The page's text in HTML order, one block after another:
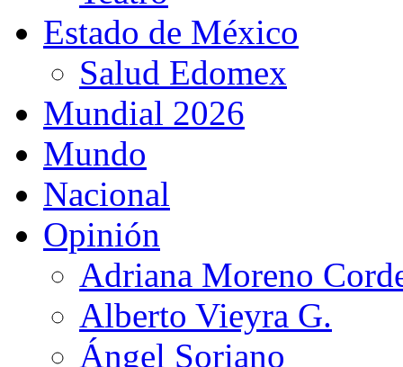
Estado de México
Salud Edomex
Mundial 2026
Mundo
Nacional
Opinión
Adriana Moreno
Alberto Vieyra G.
Ángel Soriano